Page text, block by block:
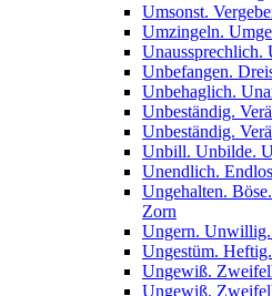
Umsonst.
Umzingeln.
Unaussprechlich.
Unbefangen.
Unbehaglich.
Unbeständig.
Unbeständig.
Unbill. Unbilde.
Unendlich. Endlos
Ungehalten.
Zorn
Ungern.
Ungestüm.
Ungewiß.
Ungewiß.